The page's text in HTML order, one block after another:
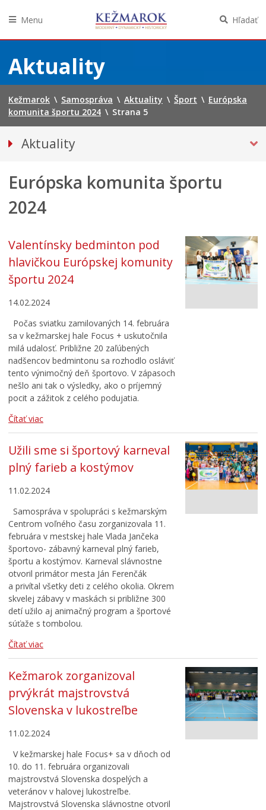
obsah
Menu Hľadať
Aktuality
Kežmarok \ Samospráva \ Aktuality \ Šport \ Európska
komunita športu 2024 \ Strana 5
Aktuality
Spravodajstvo
Kultúra
Školstvo
Životné prostredie
Šport
Európska komunita športu
2024
Valentínsky bedminton pod
hlavičkou Európskej komunity
športu 2024
14.02.2024
Počas sviatku zamilovaných 14. februára
sa v kežmarskej hale Focus + uskutočnila
milá udalosť. Približne 20 zaľúbených
nadšencov bedmintonu sa rozhodlo osláviť
tento výnimočný deň športovo. V zápasoch
nešlo ani tak o výsledky, ako o príjemný
pocit a zážitok z celého podujatia.
Čítať viac
Užili sme si športový karneval
plný farieb a kostýmov
11.02.2024
Samospráva v spolupráci s kežmarským
Centrom voľného času zorganizovala 11.
februára v mestskej hale Vlada Jančeka
športovo- zábavný karneval plný farieb,
športu a kostýmov. Karneval slávnostne
otvoril primátor mesta Ján Ferenčák
a privítal všetky deti z celého okolia. Okrem
skvelej zábavy v maskách si približne 300
detí užilo aj animačný program a športové
súťaže s tombolou.
Čítať viac
Kežmarok zorganizoval
prvýkrát majstrovstvá
Slovenska v lukostreľbe
11.02.2024
V kežmarskej hale Focus+ sa v dňoch od
10. do 11. februára organizovali
majstrovstvá Slovenska dospelých a
veteránov v halovej lukostreľbe.
Majstrovstvá Slovenska slávnostne otvoril